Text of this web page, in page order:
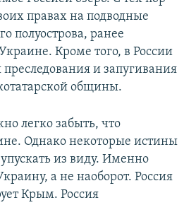
правах на подводные
полуострова, ранее
Кроме того, в России
и запугивания
общины.
легко забыть, что
Однако некоторые истины
из виду. Именно
а не наоборот. Россия
Крым. Россия